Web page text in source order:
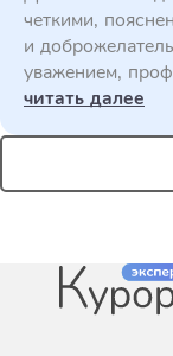
четкими,
и
уважением,
читать далее